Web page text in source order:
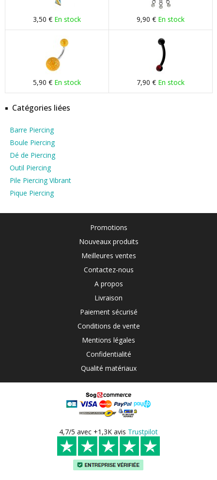
3,50 € En stock 9,90 € En stock
5,90 € En stock 7,90 € En stock
Catégories liées
Barre Piercing
Boule Piercing
Dé de Piercing
Outil Piercing
Pile Piercing Vibrant
Pique Piercing
Promotions
Nouveaux produits
Meilleures ventes
Contactez-nous
A propos
Livraison
Paiement sécurisé
Conditions de vente
Mentions légales
Confidentialité
Qualité matériaux
4,7/5 avec +1,3K avis Trustpilot